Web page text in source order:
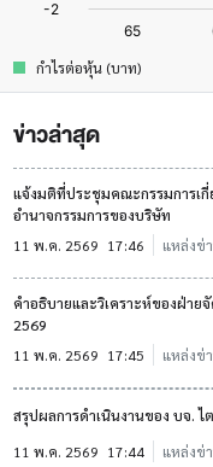
กำไรต่อหุ้น (บาท)
ข่าวล่าสุด
แจ้งมติที่ประชุมคณะกรรมการเกี่
อำนาจกรรมการของบริษัท
11 พ.ค. 2569 17:46 แหล่งข่
คำอธิบายและวิเคราะห์ของฝ่าย
2569
11 พ.ค. 2569 17:45 แหล่งข่
สรุปผลการดำเนินงานของ บจ.
11 พ.ค. 2569 17:44 แหล่งข่